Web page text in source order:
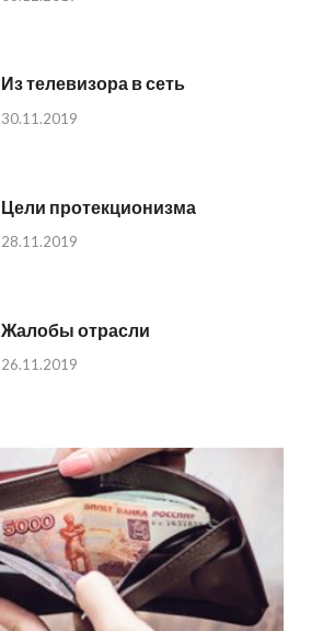
Из телевизора в сеть
30.11.2019
Цели протекционизма
28.11.2019
Жалобы отрасли
26.11.2019